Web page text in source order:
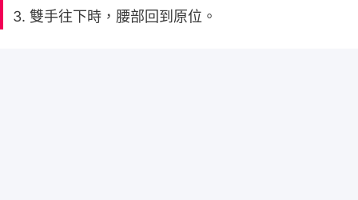
3. 雙手往下時，腰部回到原位。